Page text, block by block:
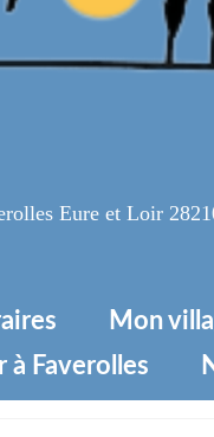
Eure et Loir
Mon
à Faverolles